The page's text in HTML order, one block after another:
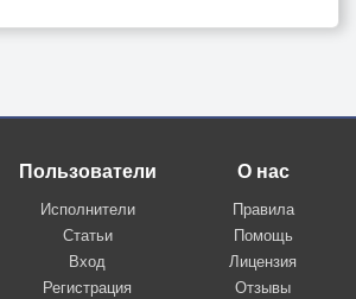
Пользователи
Исполнители
Статьи
Вход
Регистрация
О нас
Правила
Помощь
Лицензия
Отзывы